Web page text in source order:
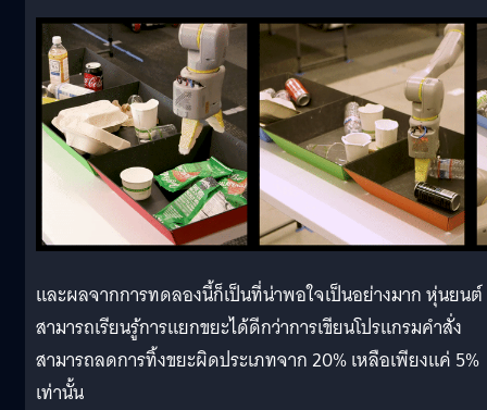
และผลจากการทดลองนี้ก็เป็นที่น่าพอใจเป็นอย่างมาก หุ่นยนต์
สามารถเรียนรู้การแยกขยะได้ดีกว่าการเขียนโปรแกรมคำสั่ง
สามารถลดการทิ้งขยะผิดประเภทจาก 20% เหลือเพียงแค่ 5%
เท่านั้น